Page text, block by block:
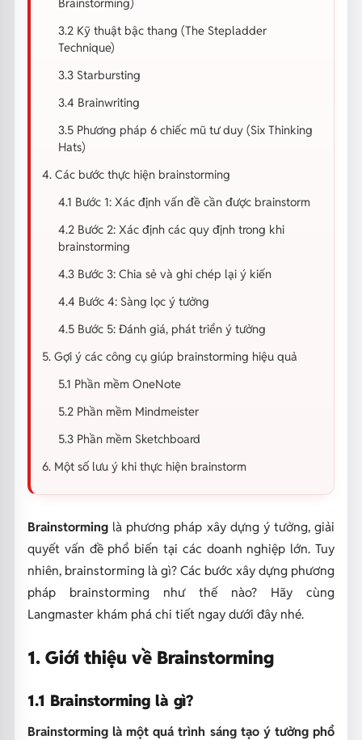
3.2 Kỹ thuật bậc thang (The Stepladder
Technique)
3.3 Starbursting
3.4 Brainwriting
3.5 Phương pháp 6 chiếc mũ tư duy (Six Thinking
Hats)
4. Các bước thực hiện brainstorming
4.1 Bước 1: Xác định vấn đề cần được brainstorm
4.2 Bước 2: Xác định các quy định trong khi
brainstorming
4.3 Bước 3: Chia sẻ và ghi chép lại ý kiến
4.4 Bước 4: Sàng lọc ý tưởng
4.5 Bước 5: Đánh giá, phát triển ý tưởng
5. Gợi ý các công cụ giúp brainstorming hiệu quả
5.1 Phần mềm OneNote
5.2 Phần mềm Mindmeister
5.3 Phần mềm Sketchboard
6. Một số lưu ý khi thực hiện brainstorm
Brainstorminglà phương pháp xây dựng ý tưởng, giải
quyết vấn đề phổ biến tại các doanh nghiệp lớn. Tuy
nhiên, brainstorming là gì? Các bước xây dựng phương
pháp brainstorming như thế nào? Hãy cùng
Langmaster khám phá chi tiết ngay dưới đây nhé.
1. Giới thiệu về Brainstorming
1.1 Brainstorming là gì?
Brainstorming là một quá trình sáng tạo ý tưởng phổ